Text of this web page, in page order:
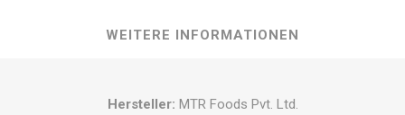
WEITERE INFORMATIONEN
Hersteller: MTR Foods Pvt. Ltd.